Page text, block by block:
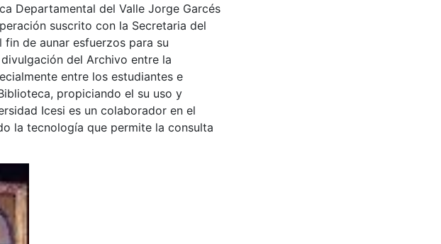
Departamental del Valle Jorge Garcés
suscrito con la Secretaria del
de aunar esfuerzos para su
del Archivo entre la
entre los estudiantes e
propiciando el su uso y
Icesi es un colaborador en el
la tecnología que permite la consulta